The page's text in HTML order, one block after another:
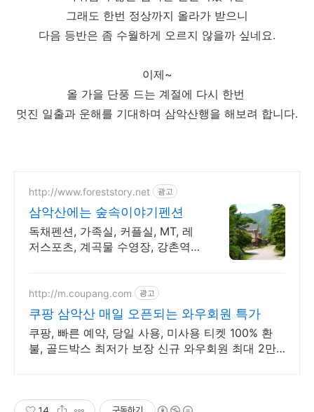
그래도 한번 정상까지 올라가 받으니
다음 등반은 좀 수월하게 오르지 않을까 싶네요.
이제~
올 가을 단풍 드는 계절에 다시 한번
멋진 일출과 운해를 기대하며 삼악산행을 해보려 합니다.
http://www.foreststory.net 광고
삼악산에는 숲속이야기펜션
독채펜션, 가족실, 커플실, MT, 레
저스포츠, 계곡물 수영장, 강촌역
http://m.coupang.com 광고
쿠팡 삼악산 매일 오픈되는 와우회원 특가
쿠팡, 빠른 예약, 당일 사용, 미사용 티켓 100% 환
불, 골드박스 최저가 보장 신규 와우회원 최대 2만3